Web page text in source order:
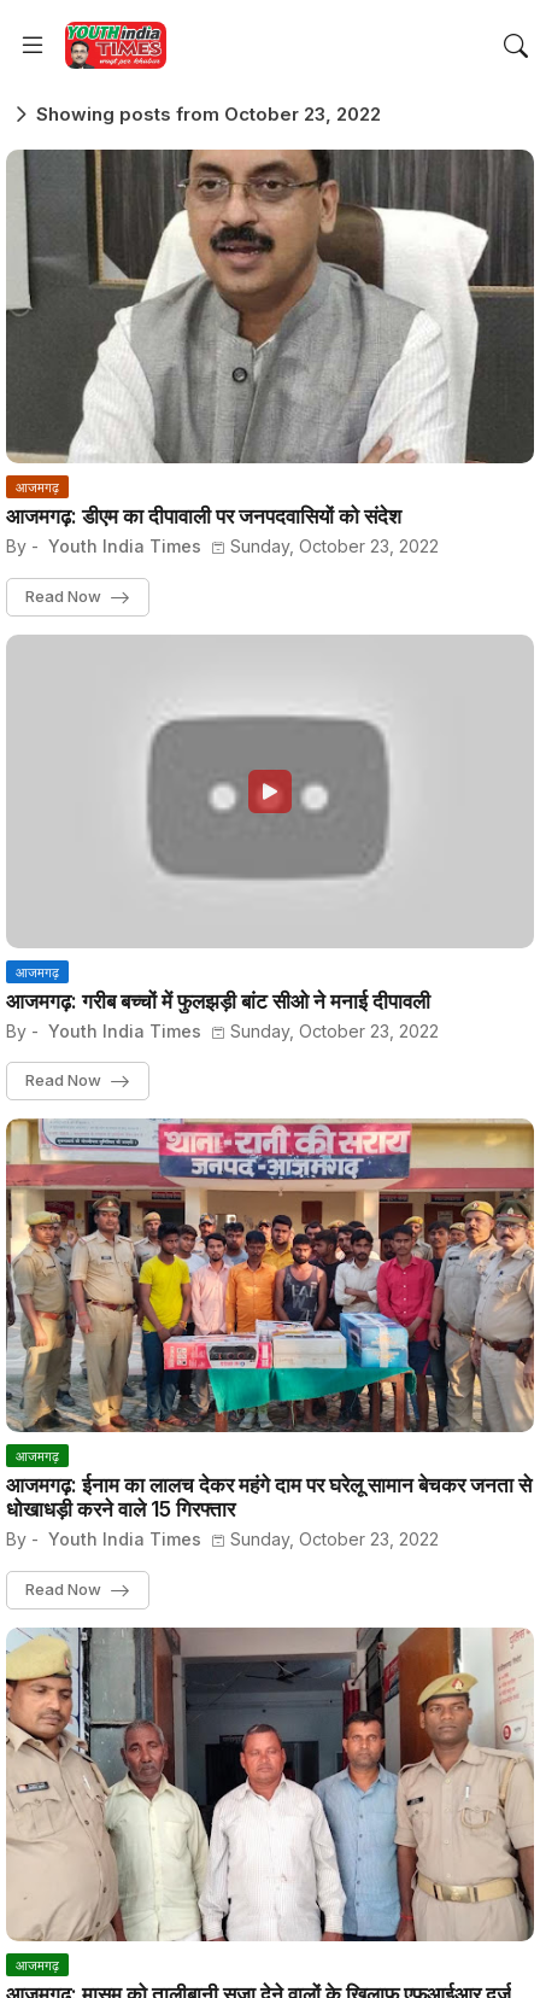
Showing posts from October 23, 2022
आजमगढ़
आजमगढ़: डीएम का दीपावाली पर जनपदवासियों को संदेश
By - Youth India Times Sunday, October 23, 2022
Read Now
आजमगढ़
आजमगढ़: गरीब बच्चों में फुलझड़ी बांट सीओ ने मनाई दीपावली
By - Youth India Times Sunday, October 23, 2022
Read Now
आजमगढ़
आजमगढ़: ईनाम का लालच देकर महंगे दाम पर घरेलू सामान बेचकर जनता से
धोखाधड़ी करने वाले 15 गिरफ्तार
By - Youth India Times Sunday, October 23, 2022
Read Now
आजमगढ़